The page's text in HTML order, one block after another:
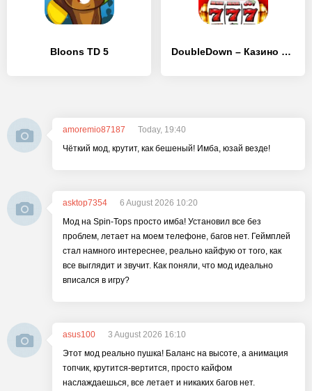
Bloons TD 5 DoubleDown – Казино Слоты Игры
amoremio87187
Today, 19:40
Чёткий мод, крутит, как бешеный! Имба, юзай везде!
asktop7354
6 August 2026 10:20
Мод на Spin-Tops просто имба! Установил все без
проблем, летает на моем телефоне, багов нет. Геймплей
стал намного интереснее, реально кайфую от того, как
все выглядит и звучит. Как поняли, что мод идеально
вписался в игру?
asus100
3 August 2026 16:10
Этот мод реально пушка! Баланс на высоте, а анимация
топчик, крутится-вертится, просто кайфом
наслаждаешься, все летает и никаких багов нет.